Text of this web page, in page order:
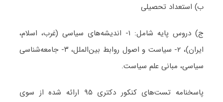
ب) استعداد تحصیلی
ج) دروس پایه شامل: ۱- اندیشه‌های سیاسی (غرب، اسلام،
ایران)، ۲- سیاست و اصول روابط بین‌الملل، ۳- جامعه‌شناسی
سیاسی، مبانی علم سیاست.
پاسخنامه تست‌های کنکور دکتری ۹۵ ارائه شده از سوی